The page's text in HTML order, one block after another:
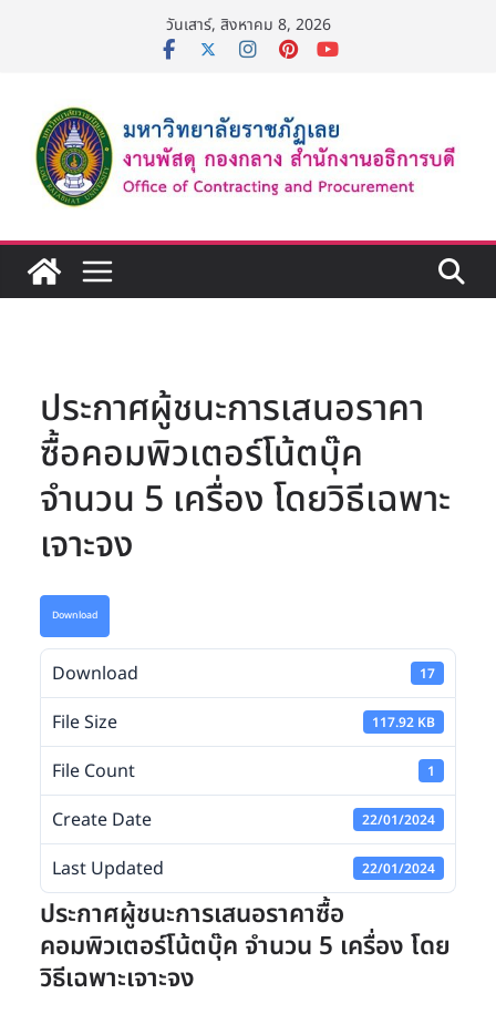
วันเสาร์, สิงหาคม 8, 2026
ประกาศผู้ชนะการเสนอราคา
ซื้อคอมพิวเตอร์โน้ตบุ๊ค
จำนวน 5 เครื่อง โดยวิธีเฉพาะ
เจาะจง
Download
Download 17
File Size 117.92 KB
File Count 1
Create Date 22/01/2024
Last Updated 22/01/2024
ประกาศผู้ชนะการเสนอราคาซื้อ
คอมพิวเตอร์โน้ตบุ๊ค จำนวน 5 เครื่อง โดย
วิธีเฉพาะเจาะจง